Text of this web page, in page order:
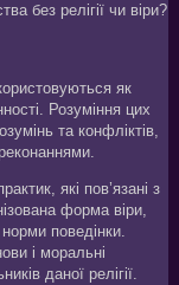
без релігії чи віри?
як
Розуміння цих
та конфліктів,
які пов’язані з
форма віри,
поведінки.
і моральні
даної релігії.